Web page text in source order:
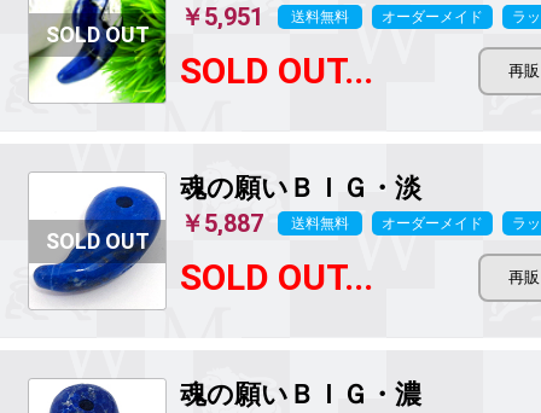
￥5,951 送料無料 オーダーメイド ラ
SOLD OUT...
魂の願いＢＩＧ・淡
￥5,887 送料無料 オーダーメイド ラ
SOLD OUT...
魂の願いＢＩＧ・濃